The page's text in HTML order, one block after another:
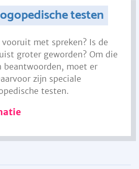
testen
met spreken? Is de
groter geworden? Om die
beantwoorden, moet er
zijn speciale
testen.